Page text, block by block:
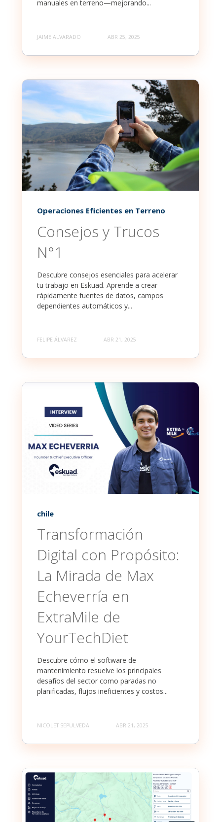
manuales en terreno—mejorando...
JAIME ALVARADO ABR 25, 2025
Operaciones Eficientes en Terreno
Consejos y Trucos
N°1
Descubre consejos esenciales para acelerar
tu trabajo en Eskuad. Aprende a crear
rápidamente fuentes de datos, campos
dependientes automáticos y...
FELIPE ÁLVAREZ ABR 21, 2025
chile
Transformación
Digital con Propósito:
La Mirada de Max
Echeverría en
ExtraMile de
YourTechDiet
Descubre cómo el software de
mantenimiento resuelve los principales
desafíos del sector como paradas no
planificadas, flujos ineficientes y costos...
NICOLET SEPULVEDA ABR 21, 2025